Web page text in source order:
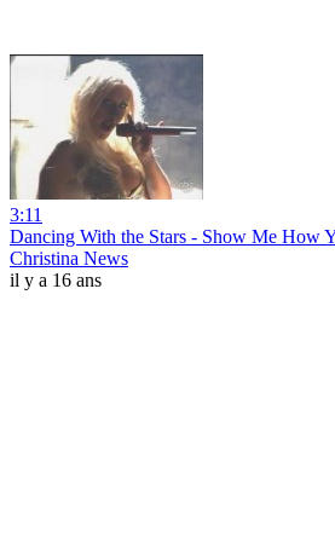
3:11
Dancing With the Stars - Show Me How
Christina News
il y a 16 ans